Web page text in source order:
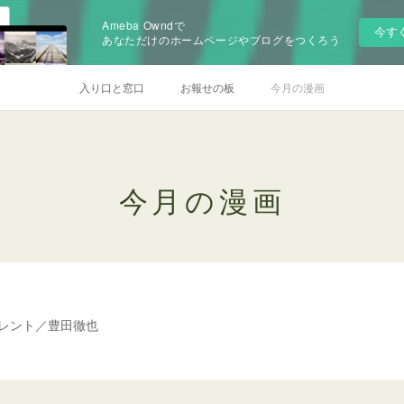
Ameba Owndで
あなただけのホームページやブログをつくろう
今す
入り口と窓口 お報せの板 今月の漫画
今月の漫画
ント／豊田徹也